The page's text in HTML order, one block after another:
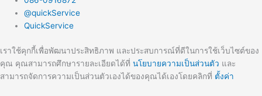
@quickService
QuickService
เราใช้คุกกี้เพื่อพัฒนาประสิทธิภาพ และประสบการณ์ที่ดีในการใช้เว็บไซต์ของ
คุณ คุณสามารถศึกษารายละเอียดได้ที่ นโยบายความเป็นส่วนตัว และ
สามารถจัดการความเป็นส่วนตัวเองได้ของคุณได้เองโดยคลิกที่ ตั้งค่า